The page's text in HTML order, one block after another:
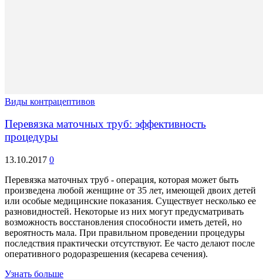
Виды контрацептивов
Перевязка маточных труб: эффективность
процедуры
13.10.2017 0
Перевязка маточных труб - операция, которая может быть
произведена любой женщине от 35 лет, имеющей двоих детей
или особые медицинские показания. Существует несколько ее
разновидностей. Некоторые из них могут предусматривать
возможность восстановления способности иметь детей, но
вероятность мала. При правильном проведении процедуры
последствия практически отсутствуют. Ее часто делают после
оперативного родоразрешения (кесарева сечения).
Узнать больше